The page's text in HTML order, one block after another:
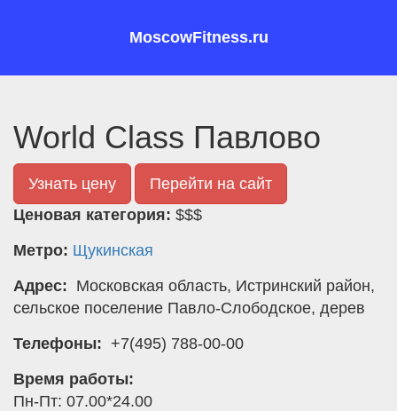
MoscowFitness.ru
World Class Павлово
Узнать цену
Перейти на сайт
Ценовая категория: $$$
Метро: Щукинская
Адрес: Московская область, Истринский район,
сельское поселение Павло-Слободское, дерев
Телефоны: +7(495) 788-00-00
Время работы:
Пн-Пт: 07.00*24.00